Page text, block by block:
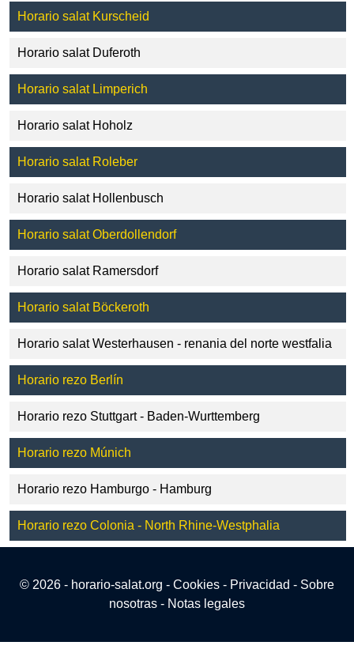
Horario salat Kurscheid
Horario salat Duferoth
Horario salat Limperich
Horario salat Hoholz
Horario salat Roleber
Horario salat Hollenbusch
Horario salat Oberdollendorf
Horario salat Ramersdorf
Horario salat Böckeroth
Horario salat Westerhausen - renania del norte westfalia
Horario rezo Berlín
Horario rezo Stuttgart - Baden-Wurttemberg
Horario rezo Múnich
Horario rezo Hamburgo - Hamburg
Horario rezo Colonia - North Rhine-Westphalia
© 2026 - horario-salat.org - Cookies - Privacidad - Sobre
nosotras - Notas legales